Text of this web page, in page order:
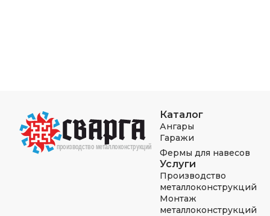
Каталог
Ангары
Гаражи
Фермы для навесов
Услуги
Производство
металлоконструкций
Монтаж
металлоконструкций